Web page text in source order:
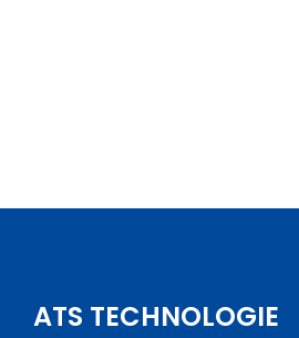
ATS TECHNOLOGIE